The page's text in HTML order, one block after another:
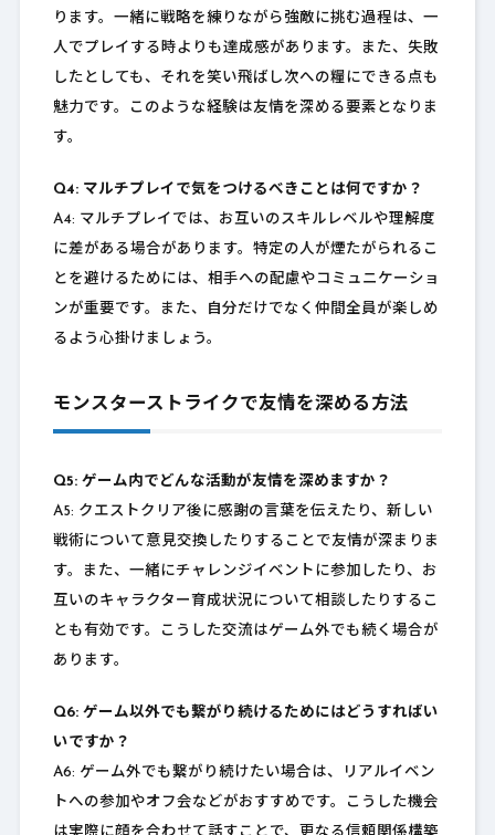
ります。一緒に戦略を練りながら強敵に挑む過程は、一
人でプレイする時よりも達成感があります。また、失敗
したとしても、それを笑い飛ばし次への糧にできる点も
魅力です。このような経験は友情を深める要素となりま
す。
Q4: マルチプレイで気をつけるべきことは何ですか？
A4: マルチプレイでは、お互いのスキルレベルや理解度
に差がある場合があります。特定の人が煙たがられるこ
とを避けるためには、相手への配慮やコミュニケーショ
ンが重要です。また、自分だけでなく仲間全員が楽しめ
るよう心掛けましょう。
モンスターストライクで友情を深める方法
Q5: ゲーム内でどんな活動が友情を深めますか？
A5: クエストクリア後に感謝の言葉を伝えたり、新しい
戦術について意見交換したりすることで友情が深まりま
す。また、一緒にチャレンジイベントに参加したり、お
互いのキャラクター育成状況について相談したりするこ
とも有効です。こうした交流はゲーム外でも続く場合が
あります。
Q6: ゲーム以外でも繋がり続けるためにはどうすればい
いですか？
A6: ゲーム外でも繋がり続けたい場合は、リアルイベン
トへの参加やオフ会などがおすすめです。こうした機会